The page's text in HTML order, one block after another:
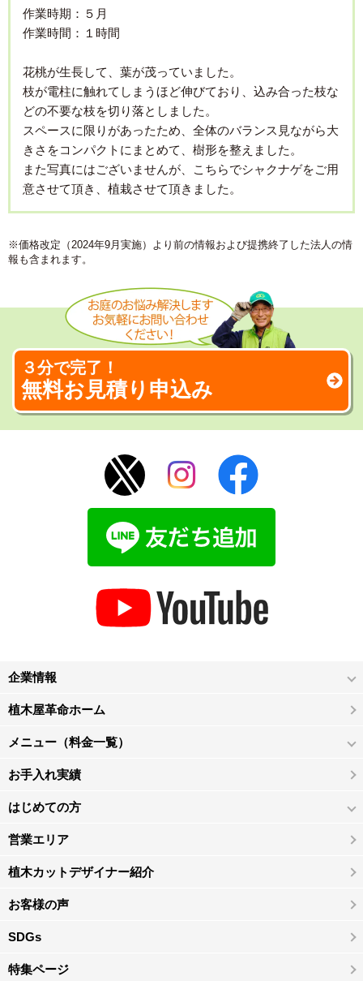
作業時期：５月
作業時間：１時間
花桃が生長して、葉が茂っていました。
枝が電柱に触れてしまうほど伸びており、込み合った枝な
どの不要な枝を切り落としました。
スペースに限りがあったため、全体のバランス見ながら大
きさをコンパクトにまとめて、樹形を整えました。
また写真にはございませんが、こちらでシャクナゲをご用
意させて頂き、植栽させて頂きました。
※価格改定（2024年9月実施）より前の情報および提携終了した法人の情
報も含まれます。
３分で完了！
無料お見積り申込み
企業情報
植木屋革命ホーム
メニュー（料金一覧）
お手入れ実績
はじめての方
営業エリア
植木カットデザイナー紹介
お客様の声
SDGs
特集ページ